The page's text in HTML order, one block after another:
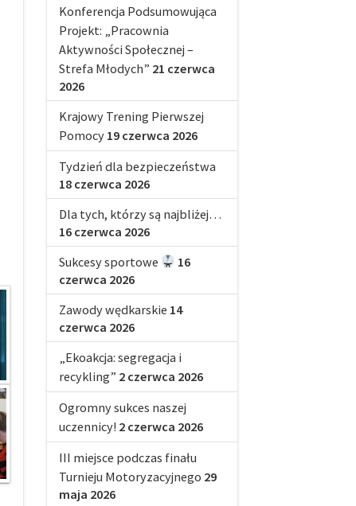
Konferencja Podsumowująca
Projekt: „Pracownia
Aktywności Społecznej –
Strefa Młodych” 21 czerwca
2026
Krajowy Trening Pierwszej
Pomocy 19 czerwca 2026
Tydzień dla bezpieczeństwa
18 czerwca 2026
Dla tych, którzy są najbliżej…
16 czerwca 2026
Sukcesy sportowe
16
czerwca 2026
Zawody wędkarskie 14
czerwca 2026
„Ekoakcja: segregacja i
recykling” 2 czerwca 2026
Ogromny sukces naszej
uczennicy! 2 czerwca 2026
III miejsce podczas finału
Turnieju Motoryzacyjnego 29
maja 2026